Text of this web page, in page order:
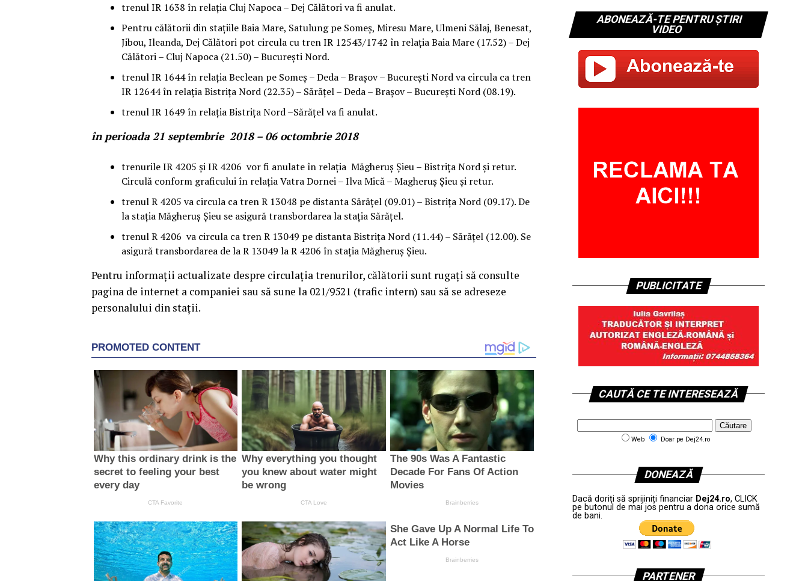
trenul IR 1638 în relația Cluj Napoca – Dej Călători va fi anulat.
Pentru călătorii din stațiile Baia Mare, Satulung pe Someș, Miresu Mare, Ulmeni Sălaj, Benesat,
Jibou, Ileanda, Dej Călători pot circula cu tren IR 12543/1742 în relația Baia Mare (17.52) – Dej
Călători – Cluj Napoca (21.50) – București Nord.
trenul IR 1644 în relația Beclean pe Someș – Deda – Brașov – București Nord va circula ca tren
IR 12644 în relația Bistrița Nord (22.35) – Sărățel – Deda – Brașov – București Nord (08.19).
trenul IR 1649 în relația Bistrița Nord –Sărățel va fi anulat.
în perioada 21 septembrie 2018 – 06 octombrie 2018
trenurile IR 4205 și IR 4206 vor fi anulate în relația Măgheruș Șieu – Bistrița Nord și retur.
Circulă conform graficului în relația Vatra Dornei – Ilva Mică – Magheruș Șieu și retur.
trenul R 4205 va circula ca tren R 13048 pe distanta Sărățel (09.01) – Bistrița Nord (09.17). De
la stația Măgheruş Şieu se asigură transbordarea la stația Sărățel.
trenul R 4206 va circula ca tren R 13049 pe distanta Bistrița Nord (11.44) – Sărățel (12.00). Se
asigură transbordarea de la R 13049 la R 4206 în stația Măgheruş Şieu.
Pentru informații actualizate despre circulația trenurilor, călătorii sunt rugați să consulte
pagina de internet a companiei sau să sune la 021/9521 (trafic intern) sau să se adreseze
personalului din stații.
ABONEAZĂ-TE PENTRU ȘTIRI
VIDEO
PUBLICITATE
CAUTĂ CE TE INTERESEAZĂ
Web Doar pe Dej24.ro
DONEAZĂ
Dacă doriți să sprijiniți financiar Dej24.ro, CLICK
pe butonul de mai jos pentru a dona orice sumă
de bani.
PARTENER